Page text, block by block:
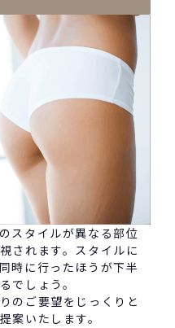
スタイルが異なる部位
されます。スタイルに
時に行ったほうが下半
でしょう。
のご要望をじっくりと
案いたします。